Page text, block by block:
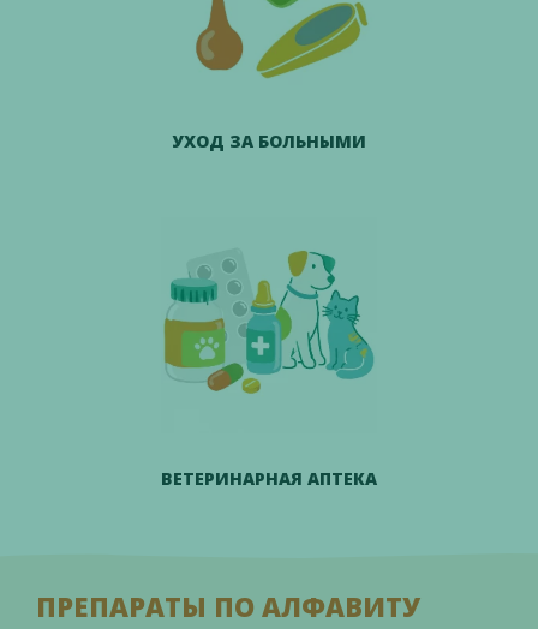
УХОД ЗА БОЛЬНЫМИ
ВЕТЕРИНАРНАЯ АПТЕКА
ПРЕПАРАТЫ ПО АЛФАВИТУ